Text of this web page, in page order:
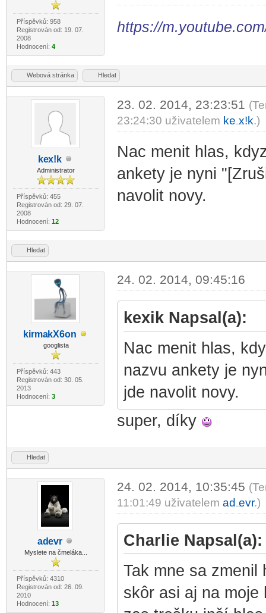
Příspěvků: 958
Registrován od: 19. 07.
2008
Hodnocení: 4
https://
Webová stránka Hledat
kex!k
Administrator
Příspěvků: 455
Registrován od: 29. 07.
2008
Hodnocení: 12
23. 02. 2014, 23:23:51
23:24:30 uživatelem ke x!k.)
Nac menit hlas,
ankety je nyni
navolit novy.
Hledat
kirmakX6on
googlista
Příspěvků: 443
Registrován od: 30. 05.
2013
Hodnocení: 3
24. 02. 2014, 09:45:16
kexik Napsal(a):
Nac menit hlas,
nazvu ankety je
jde navolit novy.
super, díky
Hledat
adevr
Myslete na čmeláka...
Příspěvků: 4310
Registrován od: 26. 09.
2010
Hodnocení: 13
24. 02. 2014, 10:35:45
11:01:49 uživatelem ad evr.)
Charlie Napsal(a):
Tak mne sa zmenil
skôr asi aj na moje